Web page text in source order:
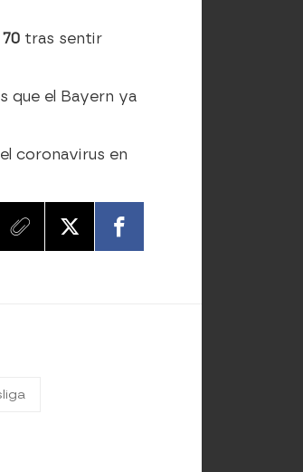
tras sentir
que el Bayern ya
coronavirus en